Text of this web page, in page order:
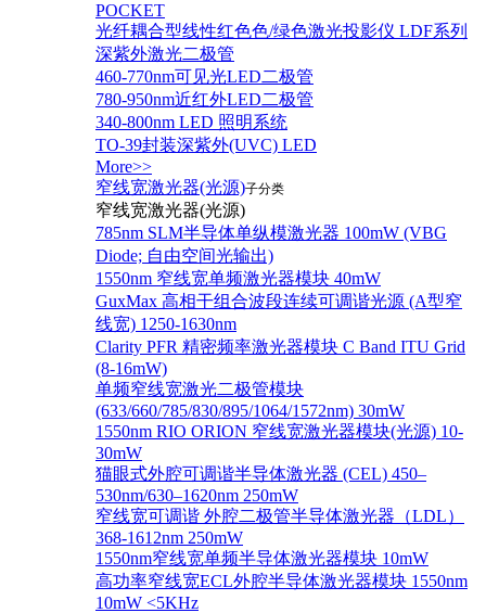
POCKET
光纤耦合型线性红色色/绿色激光投影仪 LDF系列
深紫外激光二极管
460-770nm可见光LED二极管
780-950nm近红外LED二极管
340-800nm LED 照明系统
TO-39封装深紫外(UVC) LED
More>>
窄线宽激光器(光源)子分类
窄线宽激光器(光源)
785nm SLM半导体单纵模激光器 100mW (VBG
Diode; 自由空间光输出)
1550nm 窄线宽单频激光器模块 40mW
GuxMax 高相干组合波段连续可调谐光源 (A型窄
线宽) 1250-1630nm
Clarity PFR 精密频率激光器模块 C Band ITU Grid
(8-16mW)
单频窄线宽激光二极管模块
(633/660/785/830/895/1064/1572nm) 30mW
1550nm RIO ORION 窄线宽激光器模块(光源) 10-
30mW
猫眼式外腔可调谐半导体激光器 (CEL) 450–
530nm/630–1620nm 250mW
窄线宽可调谐 外腔二极管半导体激光器（LDL）
368-1612nm 250mW
1550nm窄线宽单频半导体激光器模块 10mW
高功率窄线宽ECL外腔半导体激光器模块 1550nm
10mW <5KHz